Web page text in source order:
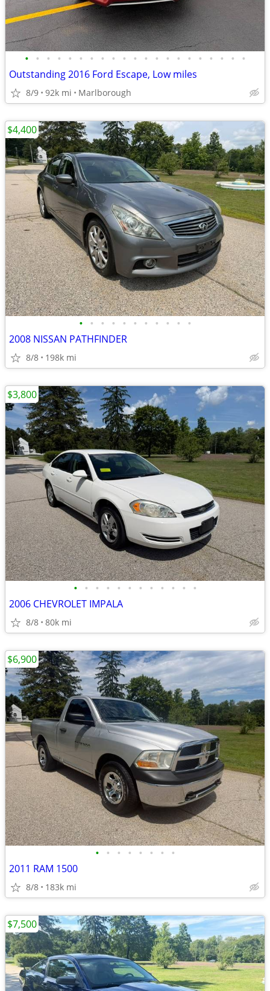
• • • • • • • • • • • • • • • • • • • • •
Outstanding 2016 Ford Escape, Low miles
8/9 92k mi Marlborough
• • • • • • • • • • •
2008 NISSAN PATHFINDER
8/8 198k mi
$4,400
• • • • • • • • • • • •
2006 CHEVROLET IMPALA
8/8 80k mi
$3,800
• • • • • • • •
2011 RAM 1500
8/8 183k mi
$6,900
$7,500